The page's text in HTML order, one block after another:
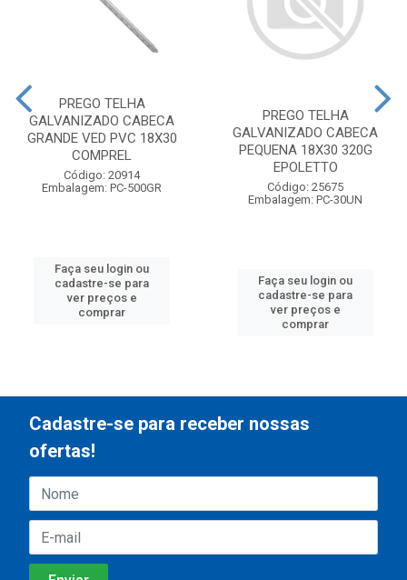
PREGO TELHA
GALVANIZADO CABECA
GRANDE VED PVC 18X30
COMPREL
Código: 20914
Embalagem: PC-500GR
Faça seu login ou
cadastre-se para
ver preços e
comprar
PREGO TELHA
GALVANIZADO CABECA
PEQUENA 18X30 320G
EPOLETTO
Código: 25675
Embalagem: PC-30UN
Faça seu login ou
cadastre-se para
ver preços e
comprar
Cadastre-se para receber nossas
ofertas!